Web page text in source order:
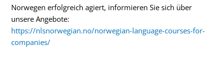
Norwegen erfolgreich agiert, informieren Sie sich über
unsere Angebote:
https://nlsnorwegian.no/norwegian-language-courses-for-
companies/